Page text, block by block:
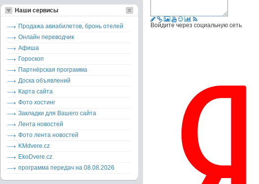
Войдите через социальную сеть
Наши сервисы
Продажа авиабилетов, бронь отелей
Онлайн переводчик
Афиша
Гороскоп
Партнёрская программа
Доска объявлений
Карта сайта
Фото хостинг
Закладки для Вашего сайта
Лента новостей
Фото лента новостей
KMdvere.cz
EkoDvere.cz
программа передач на 08.08.2026